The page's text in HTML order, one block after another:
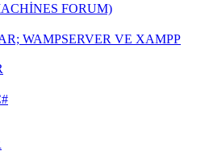
FORUM)
WAMPSERVER VE XAMPP